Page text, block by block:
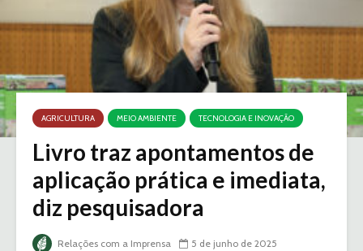
AGRICULTURA MEIO AMBIENTE TECNOLOGIA E INOVAÇÃO
Livro traz apontamentos de
aplicação prática e imediata,
diz pesquisadora
Relações com a Imprensa
5 de junho de 2025